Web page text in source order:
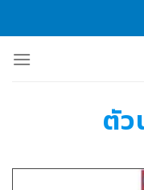
content
ตั